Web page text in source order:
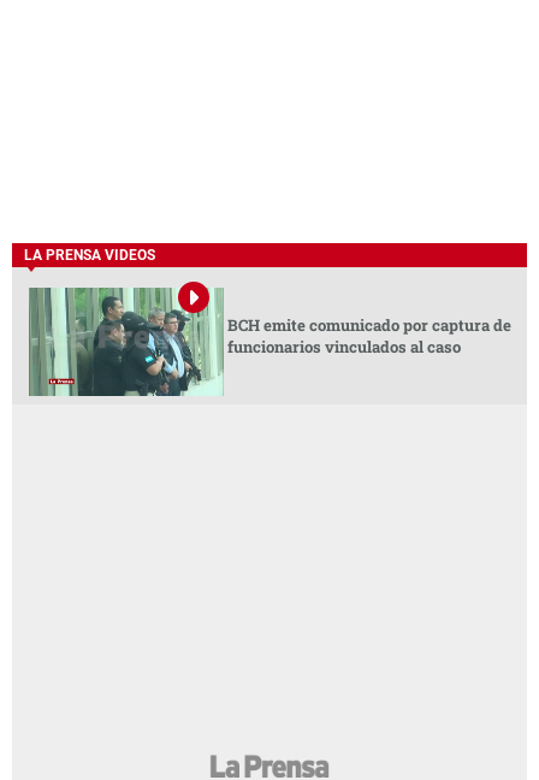
LA PRENSA VIDEOS
BCH emite comunicado por captura de
funcionarios vinculados al caso